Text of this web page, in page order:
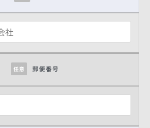
任意 郵便番号